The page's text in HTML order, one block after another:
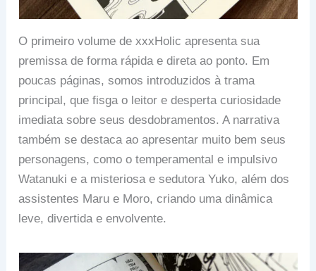
O primeiro volume de xxxHolic apresenta sua
premissa de forma rápida e direta ao ponto. Em
poucas páginas, somos introduzidos à trama
principal, que fisga o leitor e desperta curiosidade
imediata sobre seus desdobramentos. A narrativa
também se destaca ao apresentar muito bem seus
personagens, como o temperamental e impulsivo
Watanuki e a misteriosa e sedutora Yuko, além dos
assistentes Maru e Moro, criando uma dinâmica
leve, divertida e envolvente.